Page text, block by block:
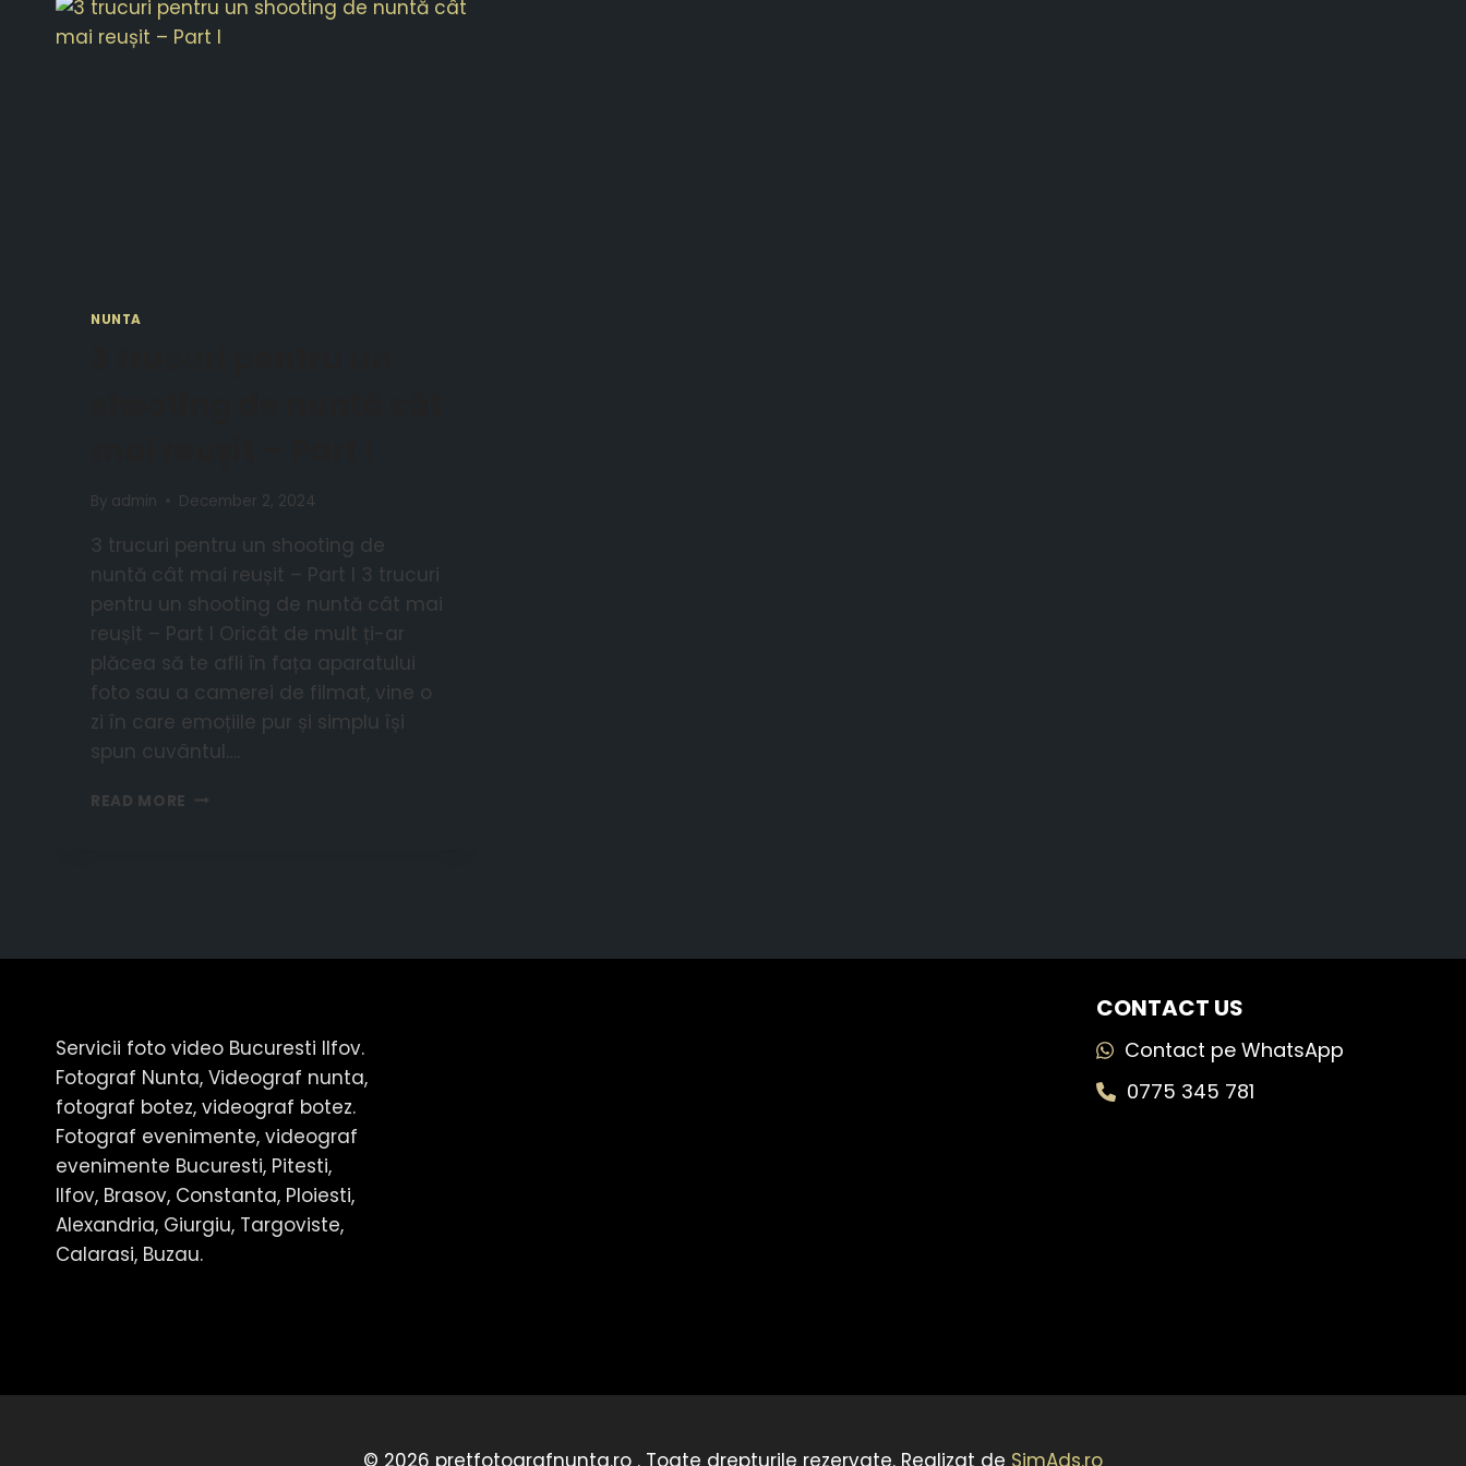
NUNTA
By admin December 2, 2024
3 trucuri pentru un shooting de
nuntă cât mai reușit – Part I 3 trucuri
pentru un shooting de nuntă cât mai
reușit – Part I Oricât de mult ți-ar
plăcea să te afli în fața aparatului
foto sau a camerei de filmat, vine o
zi în care emoțiile pur și simplu își
spun cuvântul….
READ MORE
Servicii foto video Bucuresti Ilfov.
Fotograf Nunta, Videograf nunta,
fotograf botez, videograf botez.
Fotograf evenimente, videograf
evenimente Bucuresti, Pitesti,
Ilfov, Brasov, Constanta, Ploiesti,
Alexandria, Giurgiu, Targoviste,
Calarasi, Buzau.
CONTACT US
Contact pe WhatsApp
0775 345 781
© 2026 pretfotografnunta.ro . Toate drepturile rezervate. Realizat de SimAds.ro